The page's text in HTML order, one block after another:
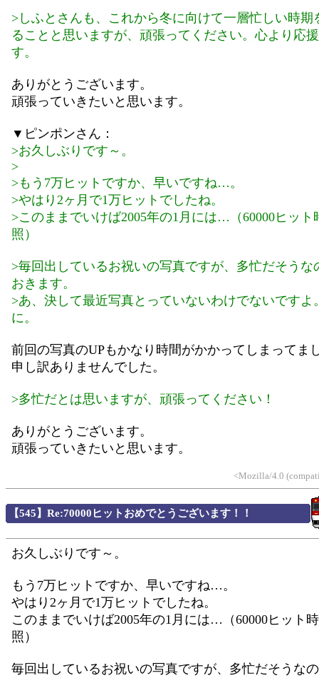
>しふとさんも、これから冬に向けて一層忙しい時期
ることと思いますが、頑張ってください。心より応
す。
ありがとうございます。
頑張っていきたいと思います。
▼ピンポンさん：
>お久しぶりです～。
>
>もう7万ヒットですか、早いですね…。
>やはり2ヶ月で1万ヒットでしたね。
>このままでいけば2005年の1月には…（60000ヒット
照）
>毎回出しているお祝いの写真ですが、多忙だそうな
おきます。
>あ、決して最近写真とっていないわけでないですよ
に。
前回の写真のUPもかなり時間がかかってしまってま
申し訳ありませんでした。
>多忙だとは思いますが、頑張ってください！
ありがとうございます。
頑張っていきたいと思います。
<Mozilla/4.0
【545】Re:70000ヒットおめでとうございます！！
お久しぶりです～。
もう7万ヒットですか、早いですね…。
やはり2ヶ月で1万ヒットでしたね。
このままでいけば2005年の1月には…（60000ヒット
照）
毎回出しているお祝いの写真ですが、多忙だそうな